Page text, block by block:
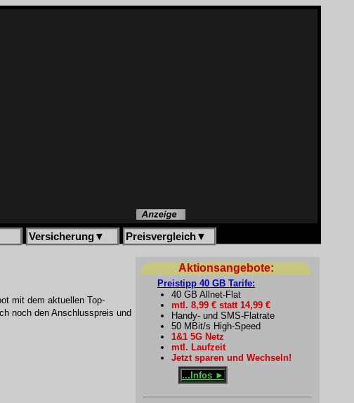
Versicherung▼ Preisvergleich▼
mit dem aktuellen Top-
noch den Anschlusspreis und
Aktionsangebote:
Preistipp 40 GB Tarife:
40 GB Allnet-Flat
mtl. 8,99 € statt 14,99 €
Handy- und SMS-Flatrate
50 MBit/s High-Speed
1&1 5G Netz
mtl. Laufzeit
Jetzt sparen und Wechseln!
...Infos ►